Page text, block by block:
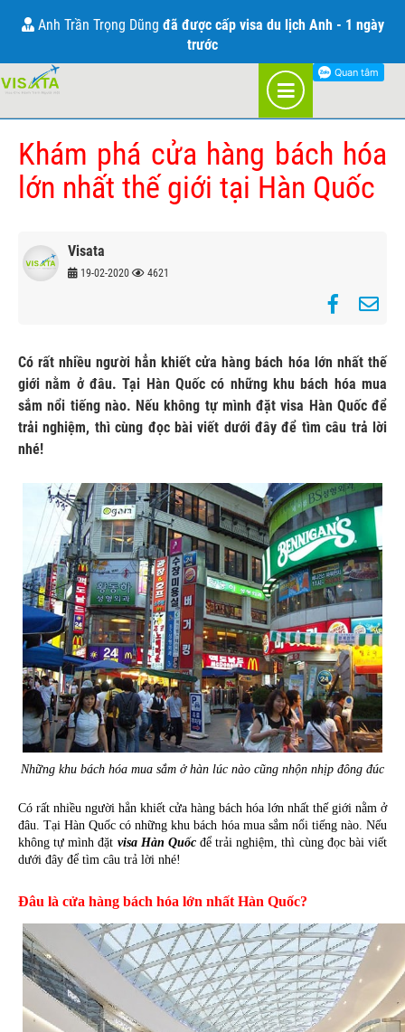
THÔNG TIN VỀ VISA HÀN QUỐC
TRANG CHỦ
Khám phá cửa hàng bách hóa
lớn nhất thế giới tại Hàn Quốc
Visata
19-02-2020 4621
Có rất nhiều người hẳn khiết cửa hàng bách hóa lớn nhất thế
giới nằm ở đâu. Tại Hàn Quốc có những khu bách hóa mua
sắm nổi tiếng nào. Nếu không tự mình đặt visa Hàn Quốc để
trải nghiệm, thì cùng đọc bài viết dưới đây để tìm câu trả lời
nhé!
Những khu bách hóa mua sắm ở hàn lúc nào cũng nhộn nhịp đông đúc
Có rất nhiều người hẳn khiết cửa hàng bách hóa lớn nhất thế giới nằm ở
đâu. Tại Hàn Quốc có những khu bách hóa mua sắm nổi tiếng nào. Nếu
không tự mình đặt visa Hàn Quốc để trải nghiệm, thì cùng đọc bài viết
dưới đây để tìm câu trả lời nhé!
Đâu là cửa hàng bách hóa lớn nhất Hàn Quốc?
Anh Trần Trọng Dũng đã được cấp visa du lịch Anh - 1 ngày
trước
Anh Mạc Văn Việtđã được cấp Open WP Canada - 2 ngày
trước